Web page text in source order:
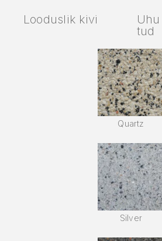
Looduslik kivi
Uhu
tud
Quartz
Silver